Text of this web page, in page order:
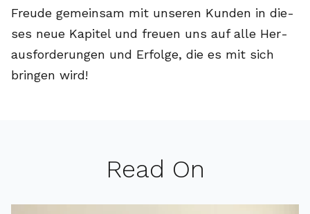
Freu­de ge­mein­sam mit un­se­ren Kun­den in die­
ses neue Ka­pi­tel und freu­en uns auf al­le Her­
aus­for­de­run­gen und Er­fol­ge, die es mit sich
brin­gen wird!
Read On